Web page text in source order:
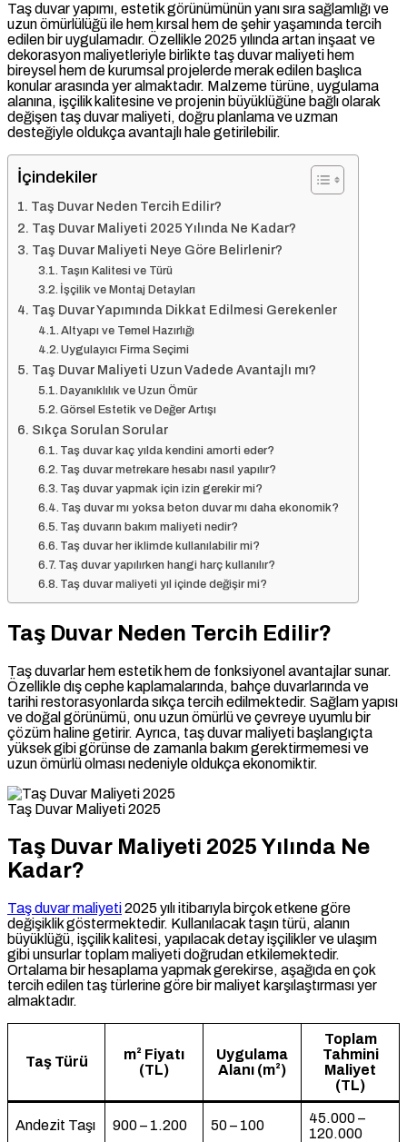
Taş duvar yapımı, estetik görünümünün yanı sıra sağlamlığı ve
uzun ömürlülüğü ile hem kırsal hem de şehir yaşamında tercih
edilen bir uygulamadır. Özellikle 2025 yılında artan inşaat ve
dekorasyon maliyetleriyle birlikte taş duvar maliyeti hem
bireysel hem de kurumsal projelerde merak edilen başlıca
konular arasında yer almaktadır. Malzeme türüne, uygulama
alanına, işçilik kalitesine ve projenin büyüklüğüne bağlı olarak
değişen taş duvar maliyeti, doğru planlama ve uzman
desteğiyle oldukça avantajlı hale getirilebilir.
İçindekiler
Taş Duvar Neden Tercih Edilir?
Taş Duvar Maliyeti 2025 Yılında Ne Kadar?
Taş Duvar Maliyeti Neye Göre Belirlenir?
Taşın Kalitesi ve Türü
İşçilik ve Montaj Detayları
Taş Duvar Yapımında Dikkat Edilmesi Gerekenler
Altyapı ve Temel Hazırlığı
Uygulayıcı Firma Seçimi
Taş Duvar Maliyeti Uzun Vadede Avantajlı mı?
Dayanıklılık ve Uzun Ömür
Görsel Estetik ve Değer Artışı
Sıkça Sorulan Sorular
Taş duvar kaç yılda kendini amorti eder?
Taş duvar metrekare hesabı nasıl yapılır?
Taş duvar yapmak için izin gerekir mi?
Taş duvar mı yoksa beton duvar mı daha ekonomik?
Taş duvarın bakım maliyeti nedir?
Taş duvar her iklimde kullanılabilir mi?
Taş duvar yapılırken hangi harç kullanılır?
Taş duvar maliyeti yıl içinde değişir mi?
Taş Duvar Neden Tercih Edilir?
Taş duvarlar hem estetik hem de fonksiyonel avantajlar sunar.
Özellikle dış cephe kaplamalarında, bahçe duvarlarında ve
tarihi restorasyonlarda sıkça tercih edilmektedir. Sağlam yapısı
ve doğal görünümü, onu uzun ömürlü ve çevreye uyumlu bir
çözüm haline getirir. Ayrıca, taş duvar maliyeti başlangıçta
yüksek gibi görünse de zamanla bakım gerektirmemesi ve
uzun ömürlü olması nedeniyle oldukça ekonomiktir.
Taş Duvar Maliyeti 2025
Taş Duvar Maliyeti 2025 Yılında Ne
Kadar?
Taş duvar maliyeti2025 yılı itibarıyla birçok etkene göre
değişiklik göstermektedir. Kullanılacak taşın türü, alanın
büyüklüğü, işçilik kalitesi, yapılacak detay işçilikler ve ulaşım
gibi unsurlar toplam maliyeti doğrudan etkilemektedir.
Ortalama bir hesaplama yapmak gerekirse, aşağıda en çok
tercih edilen taş türlerine göre bir maliyet karşılaştırması yer
almaktadır.
Taş Türü
m² Fiyatı
(TL)
Uygulama
Alanı (m²)
Toplam
Tahmini
Maliyet
(TL)
Andezit Taşı 900 – 1.200 50 – 100
45.000 –
120.000